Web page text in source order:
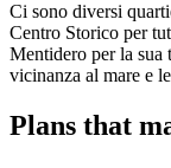
Ci sono diversi
Centro Storico per
Mentidero per la sua
vicinanza al mare e
Plans that